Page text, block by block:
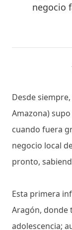
negocio
Desde
Amazona)
cuando fuera
negocio local
pronto,
Esta primera
Aragón, donde
adolescencia;